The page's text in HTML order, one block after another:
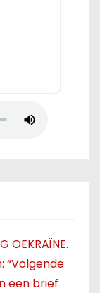
OEKRAÏNE.
“Volgende
een brief